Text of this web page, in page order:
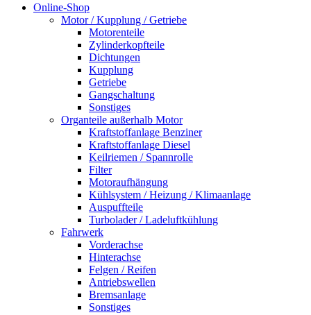
Online-Shop
Motor / Kupplung / Getriebe
Motorenteile
Zylinderkopfteile
Dichtungen
Kupplung
Getriebe
Gangschaltung
Sonstiges
Organteile außerhalb Motor
Kraftstoffanlage Benziner
Kraftstoffanlage Diesel
Keilriemen / Spannrolle
Filter
Motoraufhängung
Kühlsystem / Heizung / Klimaanlage
Auspuffteile
Turbolader / Ladeluftkühlung
Fahrwerk
Vorderachse
Hinterachse
Felgen / Reifen
Antriebswellen
Bremsanlage
Sonstiges